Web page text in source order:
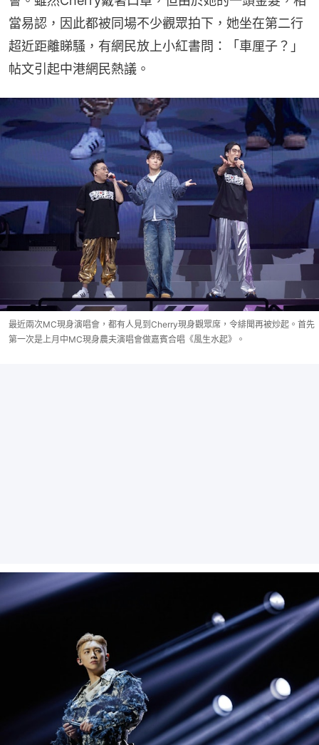
當易認，因此都被同場不少觀眾拍下，她坐在第二行
超近距離睇騷，有網民放上小紅書問：「車厘子？」
帖文引起中港網民熱議。
最近兩次MC現身演唱會，都有人見到Cherry現身觀眾席，令緋聞再被炒起。首先
第一次是上月中MC現身農夫演唱會做嘉賓合唱《風生水起》。